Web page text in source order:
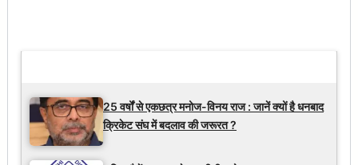
25 वर्षों से एकछत्र मनोज-विनय राज : जानें क्यों है धनबाद
क्रिकेट संघ में बदलाव की जरूरत ?